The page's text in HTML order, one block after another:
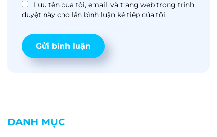
Lưu tên của tôi, email, và trang web trong trình
duyệt này cho lần bình luận kế tiếp của tôi.
DANH MỤC